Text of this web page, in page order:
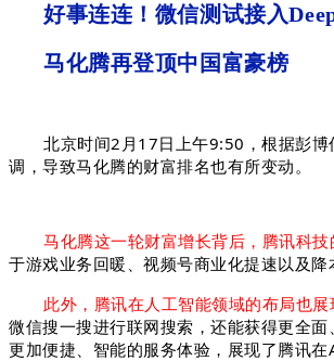
好事连连 ！微信测试接入
马化腾再登顶中国富豪榜
北京时间2月17日上午9:50，根据彭博
调，导致马化腾的财富排名也有所变动。
马化腾这一轮财富增长背后，腾讯科
于游戏业务回暖、视频号商业化提速以及
此外，腾讯在人工智能领域的布局也展
微信搜一搜进行联网搜索，还能获得更全
更加便捷、智能的服务体验，展现了腾讯在